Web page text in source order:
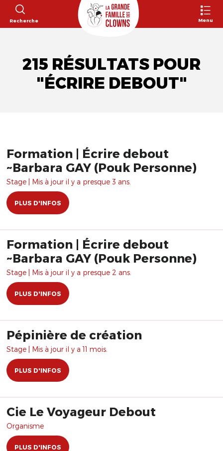
Recherche Menu
215 RÉSULTATS POUR
"ÉCRIRE DEBOUT"
Formation | Écrire debout
~Barbara GAY (Pouk Personne)
Stage | Mis à jour il y a presque 3 ans.
PLUS D'INFOS
Formation | Écrire debout
~Barbara GAY (Pouk Personne)
Stage | Mis à jour il y a presque 2 ans.
PLUS D'INFOS
Pépinière de création
Stage | Mis à jour il y a 11 mois.
PLUS D'INFOS
Cie Le Voyageur Debout
Organisme
PLUS D'INFOS